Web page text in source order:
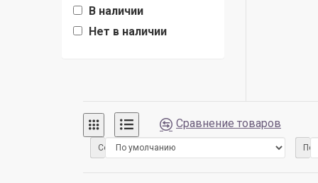
В наличии
Нет в наличии
Сравнение товаров
Сортировка: